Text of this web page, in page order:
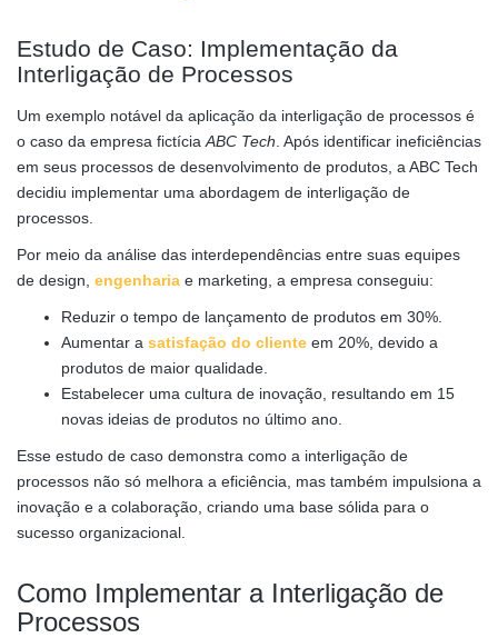
Estudo de Caso: Implementação da
Interligação de Processos
Um exemplo notável da aplicação da interligação de processos é
o caso da empresa fictícia ABC Tech . Após identificar ineficiências
em seus processos de desenvolvimento de produtos, a ABC Tech
decidiu implementar uma abordagem de interligação de
processos.
Por meio da análise das interdependências entre suas equipes
de design, engenharia e marketing, a empresa conseguiu:
Reduzir o tempo de lançamento de produtos em 30%.
Aumentar a satisfação do cliente em 20%, devido a
produtos de maior qualidade.
Estabelecer uma cultura de inovação, resultando em 15
novas ideias de produtos no último ano.
Esse estudo de caso demonstra como a interligação de
processos não só melhora a eficiência, mas também impulsiona a
inovação e a colaboração, criando uma base sólida para o
sucesso organizacional.
Como Implementar a Interligação de
Processos